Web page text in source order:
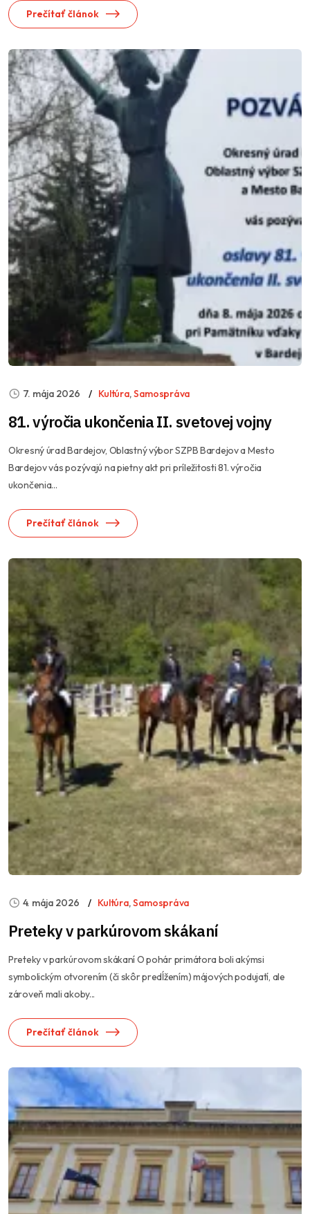
Prečítať článok
7. mája 2026 Kultúra,Samospráva
81. výročia ukončenia II. svetovej vojny
Okresný úrad Bardejov, Oblastný výbor SZPB Bardejov a Mesto
Bardejov vás pozývajú na pietny akt pri príležitosti 81. výročia
ukončenia...
Prečítať článok
4. mája 2026 Kultúra,Samospráva
Preteky v parkúrovom skákaní
Preteky v parkúrovom skákaní O pohár primátora boli akýmsi
symbolickým otvorením (či skôr predĺžením) májových podujatí, ale
zároveň mali akoby...
Prečítať článok